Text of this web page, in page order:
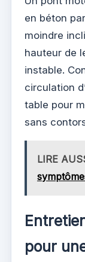
en béton
moindre
hauteur de
instable.
circulation
table pour
sans
LIRE
pour